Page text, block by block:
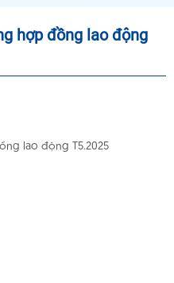
Bình Thuận
hợp đồng lao động
lao động T5.2025